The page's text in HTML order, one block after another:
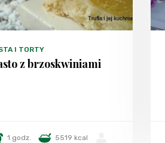
I TORTY
z brzoskwiniami
1 godz. 5519 kcal